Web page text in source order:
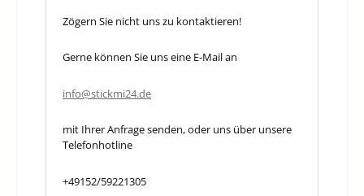
Zögern Sie nicht uns zu kontaktieren!
Gerne können Sie uns eine E-Mail an
info@stickmi24.de
mit Ihrer Anfrage senden, oder uns über unsere
Telefonhotline
+49152/59221305